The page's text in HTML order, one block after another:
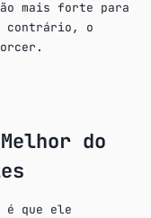
mais forte para
contrário, o
do
é que ele